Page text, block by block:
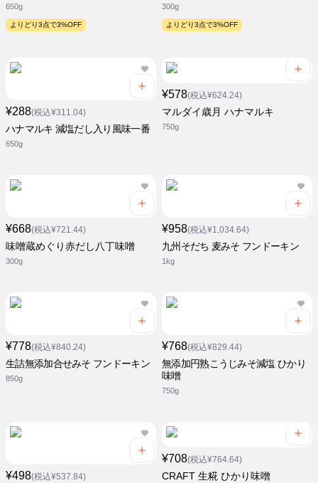
650g
よりどり3点で3%OFF
300g
よりどり3点で3%OFF
¥288(税込¥311.04)
ハナマルキ 減塩だし入り風味一番
650g
¥578(税込¥624.24)
マルダイ歳月 ハナマルキ
750g
¥668(税込¥721.44)
味噌蔵めぐり赤だし八丁味噌
300g
¥958(税込¥1,034.64)
九州そだち 麦みそ フンドーキン
1kg
¥778(税込¥840.24)
生詰無添加合せみそ フンドーキン
850g
¥768(税込¥829.44)
無添加円熟こうじみそ減塩 ひかり
味噌
750g
¥498(税込¥537.84)
¥708(税込¥764.64)
CRAFT 生糀 ひかり味噌